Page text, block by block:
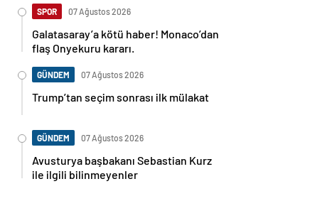
SPOR 07 Ağustos 2026
Galatasaray’a kötü haber! Monaco’dan
flaş Onyekuru kararı.
GÜNDEM 07 Ağustos 2026
Trump’tan seçim sonrası ilk mülakat
GÜNDEM 07 Ağustos 2026
Avusturya başbakanı Sebastian Kurz
ile ilgili bilinmeyenler